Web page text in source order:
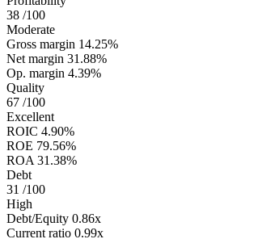
38 /100
Moderate
Gross margin 14.25%
Net margin 31.88%
Op. margin 4.39%
Quality
67 /100
Excellent
ROIC 4.90%
ROE 79.56%
ROA 31.38%
Debt
31 /100
High
Debt/Equity 0.86x
Current ratio 0.99x